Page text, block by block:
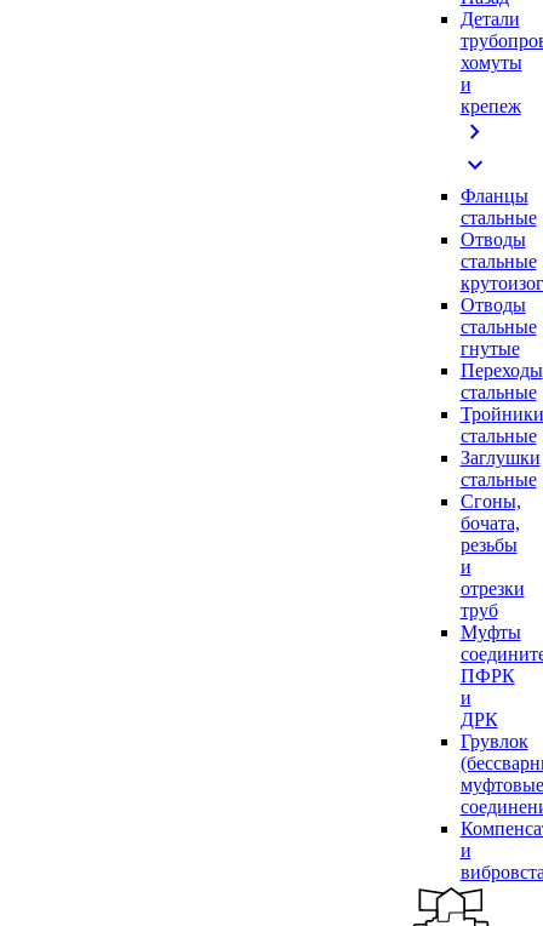
Детали
хомуты
и
крепеж
chevron_right
expand_more
Фланцы
стальные
Отводы
стальные
Отводы
стальные
гнутые
Переходы
стальные
Тройники
стальные
Заглушки
стальные
Сгоны,
бочата,
резьбы
и
отрезки
труб
Муфты
ПФРК
и
ДРК
Грувлок
муфтовые
и